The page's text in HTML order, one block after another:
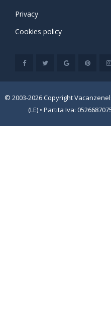
Privacy
Cookies policy
© 2003-2026 Copyright
(LE) • Partita Iva: